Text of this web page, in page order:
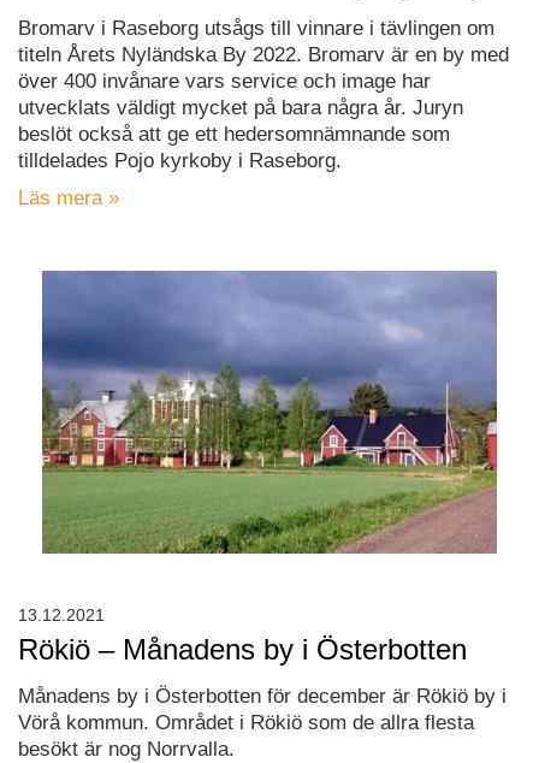
Bromarv i Raseborg utsågs till vinnare i tävlingen om
titeln Årets Nyländska By 2022. Bromarv är en by med
över 400 invånare vars service och image har
utvecklats väldigt mycket på bara några år. Juryn
beslöt också att ge ett hedersomnämnande som
tilldelades Pojo kyrkoby i Raseborg.
Läs mera »
Rökiö – Månadens by i Österbotten
Månadens by i Österbotten för december är Rökiö by i
Vörå kommun. Området i Rökiö som de allra flesta
besökt är nog Norrvalla.
13.12.2021